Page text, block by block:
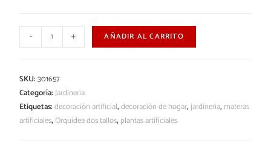
- + AÑADIR AL CARRITO
SKU:301657
Categoría:Jardineria
Etiquetas:decoraciòn artificial,decoraciòn de hogar,jardineria,materas
artificiales,Orquídea dos tallos,plantas artificiales